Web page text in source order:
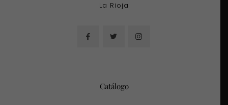
La Rioja
Catálogo